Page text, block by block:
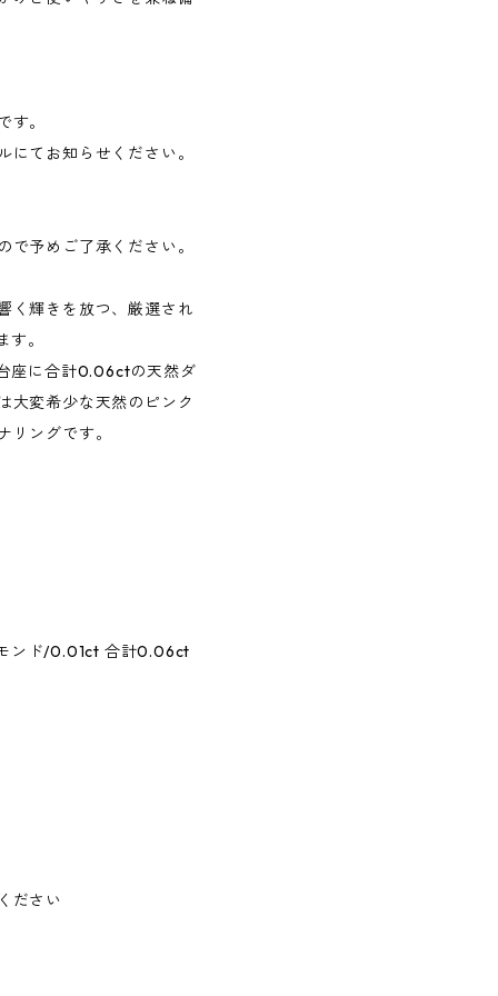
。
てお知らせください。
予めご了承ください。
く輝きを放つ、厳選され
。
座に合計0.06ctの天然ダ
大変希少な天然のピンク
ングです。
ンド/0.01ct 合計0.06ct
ださい